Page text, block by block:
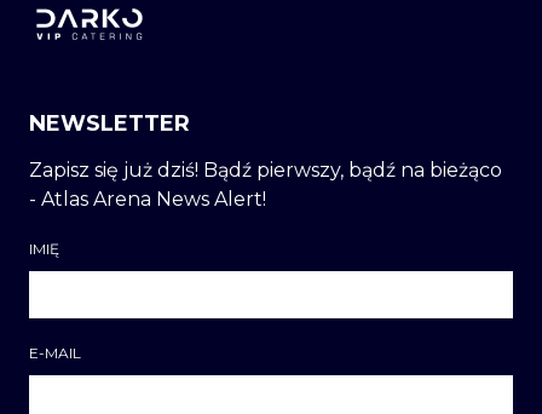
NEWSLETTER
Zapisz się już dziś! Bądź pierwszy, bądź na bieżąco
- Atlas Arena News Alert!
IMIĘ
E-MAIL